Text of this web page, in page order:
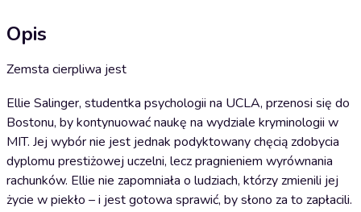
Opis
Zemsta cierpliwa jest
Ellie Salinger, studentka psychologii na UCLA, przenosi się do
Bostonu, by kontynuować naukę na wydziale kryminologii w
MIT. Jej wybór nie jest jednak podyktowany chęcią zdobycia
dyplomu prestiżowej uczelni, lecz pragnieniem wyrównania
rachunków. Ellie nie zapomniała o ludziach, którzy zmienili jej
życie w piekło – i jest gotowa sprawić, by słono za to zapłacili.